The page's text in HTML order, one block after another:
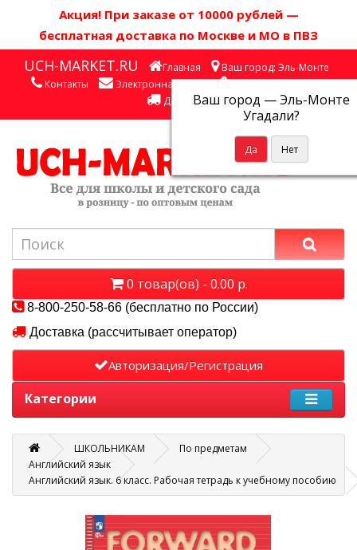
Акция! При заказе от 10000 рублей —
бесплатная доставка по Москве и МО в ПВЗ
UCH-MARKET.RU Главная Ваш город: Эль-Монте
Ваш город —Эль-Монте
Угадали?
Контакты Электронная почта
Личный кабинет
Доставка
0 товар(ов) - 0.00 р.
8-800-250-58-66 (бесплатно по России)
Доставка (рассчитывает оператор)
Авторизация/Регистрация
Категории
ШКОЛЬНИКАМ
По предметам
Английский язык
Английский язык. 6 класс. Рабочая тетрадь к учебному пособию